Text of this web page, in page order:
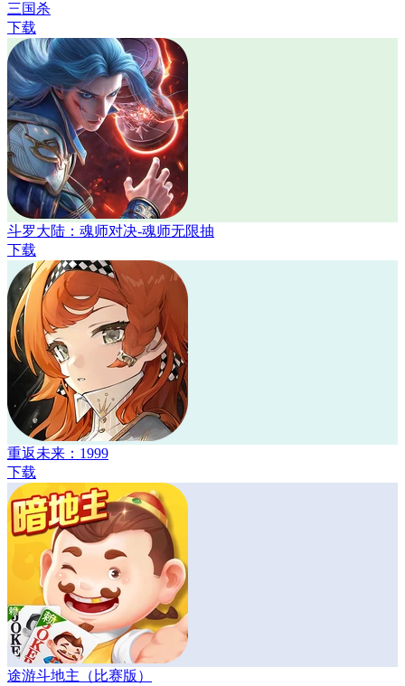
三国杀
下载
斗罗大陆：魂师对决-魂师无限抽
下载
重返未来：1999
下载
途游斗地主（比赛版）